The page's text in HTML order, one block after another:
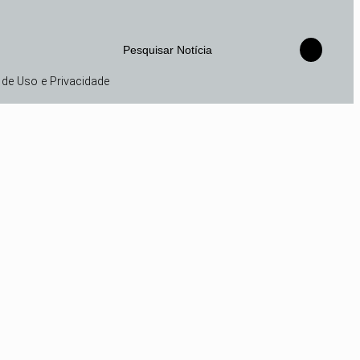
Pesquisar Notícia
Uso e Privacidade